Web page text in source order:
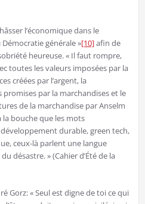
l’économique dans le
générale »[10]afin de
heureuse. « Il faut rompre,
toutes les valeurs imposées par la
créées par l’argent, la
par la marchandises et le
de la marchandise par Anselm
la bouche que les mots
durable, green tech,
ceux-là parlent une langue
désastre. » (Cahier d’Été de la
Gorz: « Seul est digne de toi ce qui